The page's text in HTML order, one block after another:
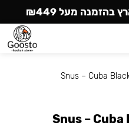
Snus – Cuba
Snus – Cuba
בהזמנה מעל ₪449